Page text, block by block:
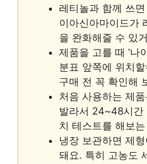
레티놀과 함께 쓰
이아신아마이드가
을 완화해줄 수 있
제품을 고를 때 ‘나
분표 앞쪽에 위치
구매 전 꼭 확인해
처음 사용하는 제
발라서 24~48시간
치 테스트를 해보
냉장 보관하면 제
돼요. 특히 고농도